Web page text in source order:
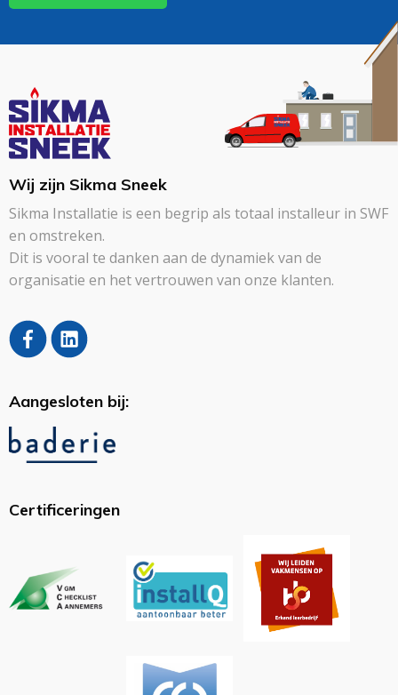
Wij zijn Sikma Sneek
Sikma Installatie is een begrip als totaal installeur in SWF
en omstreken.
Dit is vooral te danken aan de dynamiek van de
organisatie en het vertrouwen van onze klanten.
Aangesloten bij:
Certificeringen